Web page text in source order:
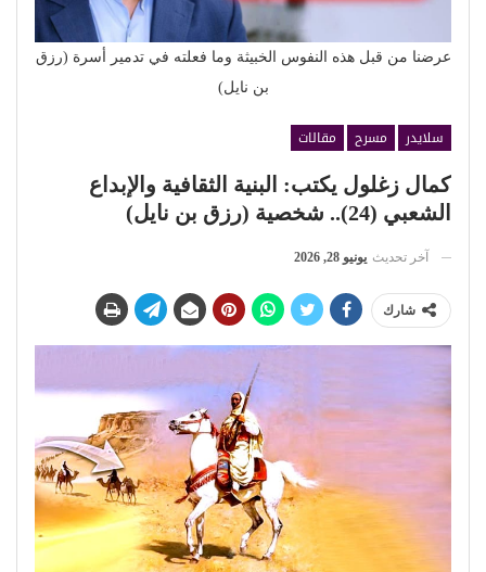
عرضنا من قبل هذه النفوس الخبيثة وما فعلته في تدمير أسرة (رزق
بن نايل)
سلايدر مسرح
مقالات
كمال زغلول يكتب: البنية الثقافية والإبداع
الشعبي (24).. شخصية (رزق بن نايل)
آخر تحديث يونيو 28, 2026
شارك